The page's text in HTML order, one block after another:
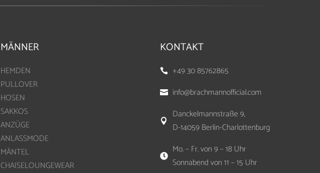
MÄNNER
HEMDEN
PULLOVER
HOSEN
SAKKOS
ANZÜGE
ANLASSMODE
MÄNTEL
CHAISELOUNGEWEAR
KONTAKT
 +49 30 85762865
 info@brachmannofficial.com

Danckelmannstraße 9,
D-14059 Berlin-Charlottenburg

Mo. – Fr. von 9 – 18 Uhr
Sonnabend von 11 – 15 Uhr